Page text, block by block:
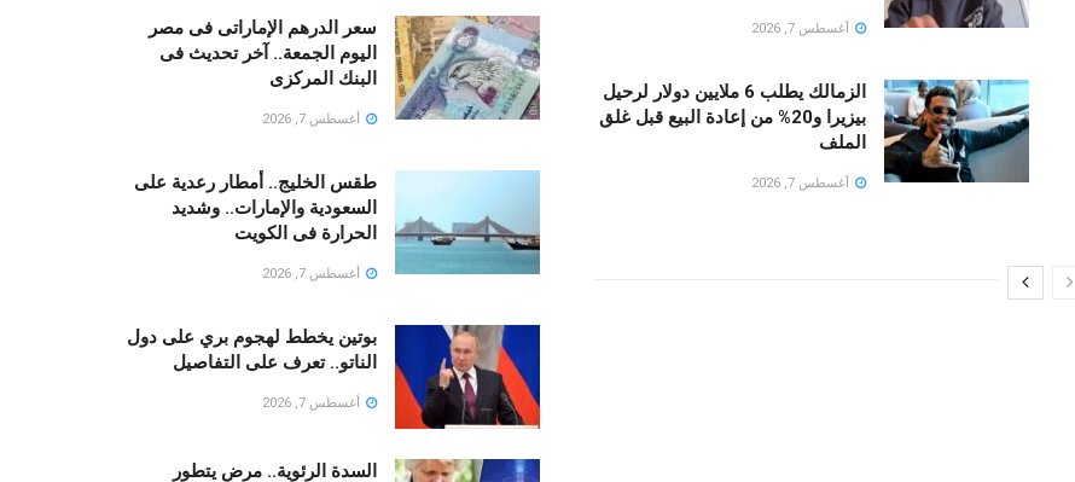
أغسطس 7, 2026
الزمالك يطلب 6 ملايين دولار لرحيل
بيزيرا و20% من إعادة البيع قبل غلق
الملف
أغسطس 7, 2026
سعر الدرهم الإماراتى فى مصر
اليوم الجمعة.. آخر تحديث فى
البنك المركزى
أغسطس 7, 2026
طقس الخليج.. أمطار رعدية على
السعودية والإمارات.. وشديد
الحرارة فى الكويت
أغسطس 7, 2026
بوتين يخطط لهجوم بري على دول
الناتو.. تعرف على التفاصيل
أغسطس 7, 2026
السدة الرئوية.. مرض يتطور